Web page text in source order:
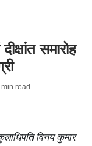
समारोह
read
विनय कुमार